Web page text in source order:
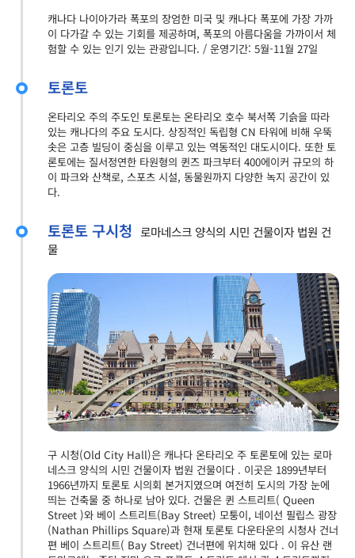
캐나다 나이아가라 폭포의 장엄한 미국 및 캐나다 폭포에 가장 가까
이 다가갈 수 있는 기회를 제공하며, 폭포의 아름다움을 가까이서 체
험할 수 있는 인기 있는 관광입니다. / 운영기간: 5월-11월 27일
토론토
온타리오 주의 주도인 토론토는 온타리오 호수 북서쪽 기슭을 따라
있는 캐나다의 주요 도시다. 상징적인 독립형 CN 타워에 비해 우뚝
솟은 고층 빌딩이 중심을 이루고 있는 역동적인 대도시이다. 또한 토
론토에는 질서정연한 타원형의 퀸즈 파크부터 400에이커 규모의 하
이 파크와 산책로, 스포츠 시설, 동물원까지 다양한 녹지 공간이 있
다.
토론토 구시청 로마네스크 양식의 시민 건물이자 법원 건
물
구 시청(Old City Hall)은 캐나다 온타리오 주 토론토에 있는 로마
네스크 양식의 시민 건물이자 법원 건물이다 . 이곳은 1899년부터
1966년까지 토론토 시의회 본거지였으며 여전히 도시의 가장 눈에
띄는 건축물 중 하나로 남아 있다. 건물은 퀸 스트리트( Queen
Street )와 베이 스트리트(Bay Street) 모퉁이, 네이선 필립스 광장
(Nathan Phillips Square)과 현재 토론토 다운타운의 시청사 건너
편 베이 스트리트( Bay Street) 건너편에 위치해 있다 . 이 유산 랜